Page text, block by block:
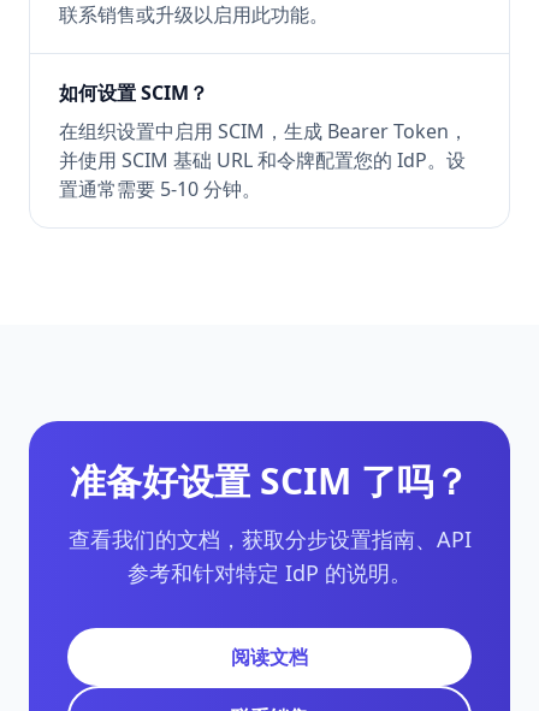
联系销售或升级以启用此功能。
如何设置 SCIM？
在组织设置中启用 SCIM，生成 Bearer Token，
并使用 SCIM 基础 URL 和令牌配置您的 IdP。设
置通常需要 5-10 分钟。
准备好设置 SCIM 了吗？
查看我们的文档，获取分步设置指南、API
参考和针对特定 IdP 的说明。
阅读文档